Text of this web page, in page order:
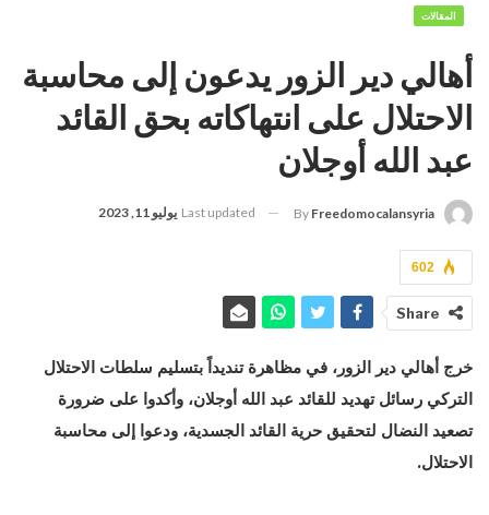
المقالات
​​​​​​​أهالي دير الزور يدعون إلى محاسبة
الاحتلال على انتهاكاته بحق القائد
عبد الله أوجلان
By Freedomocalansyria
Last updated يوليو 11, 2023
602
Share
خرج أهالي دير الزور، في مظاهرة تنديداً بتسليم سلطات الاحتلال
التركي رسائل تهديد للقائد عبد الله أوجلان، وأكدوا على ضرورة
تصعيد النضال لتحقيق حرية القائد الجسدية، ودعوا إلى محاسبة
الاحتلال.